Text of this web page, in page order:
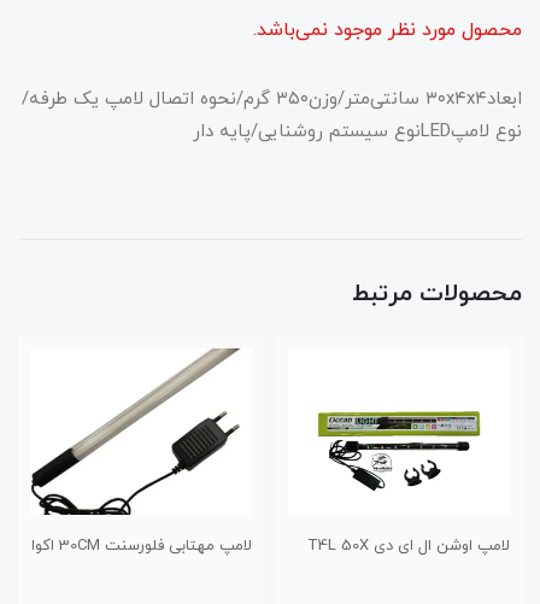
محصول مورد نظر موجود نمی‌باشد.
ابعاد۳۰x۴x۴ سانتی‌متر/وزن۳۵۰ گرم/نحوه اتصال لامپ یک طرفه/
نوع لامپLEDنوع سیستم روشنایی/پایه دار
محصولات مرتبط
لامپ اوشن ال ای دی T4L 50X لامپ مهتابی فلورسنت 30CM اکوا